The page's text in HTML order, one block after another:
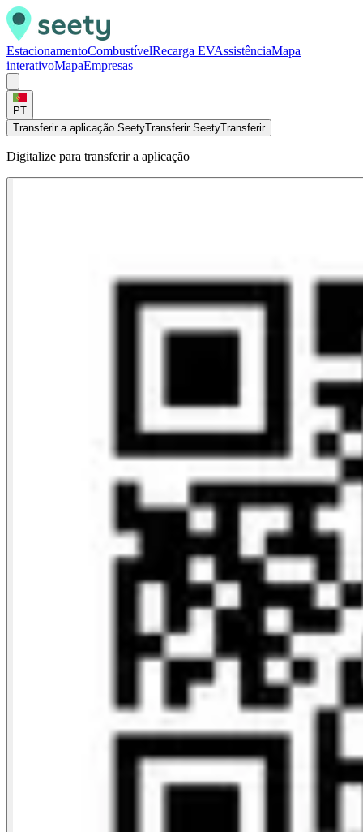
EstacionamentoCombustívelRecarga EVAssistênciaMapa
interativoMapaEmpresas
PT
Transferir a aplicação SeetyTransferir SeetyTransferir
Digitalize para transferir a aplicação